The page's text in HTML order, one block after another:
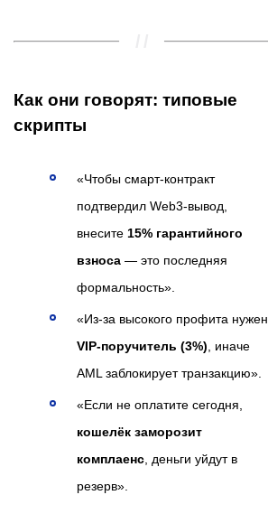
Как они говорят: типовые
скрипты
«Чтобы смарт-контракт
подтвердил Web3-вывод,
внесите 15% гарантийного
взноса — это последняя
формальность».
«Из-за высокого профита нужен
VIP-поручитель (3%) , иначе
AML заблокирует транзакцию».
«Если не оплатите сегодня,
кошелёк заморозит
комплаенс , деньги уйдут в
резерв».